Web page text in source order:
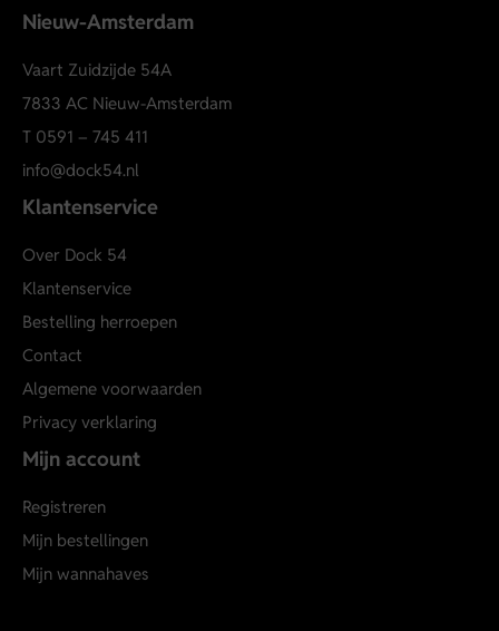
Machinewas 30°C
Lauw strijken
M2611075.890
Nieuw-Amsterdam
Vaart Zuidzijde 54A
7833 AC Nieuw-Amsterdam
T 0591 – 745 411
info@dock54.nl
Klantenservice
Over Dock 54
Klantenservice
Bestelling herroepen
Contact
Algemene voorwaarden
Privacy verklaring
Mijn account
Registreren
Mijn bestellingen
Mijn wannahaves